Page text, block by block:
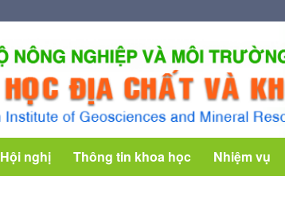
Hội nghị Thông tin khoa học Nhiệm vụ